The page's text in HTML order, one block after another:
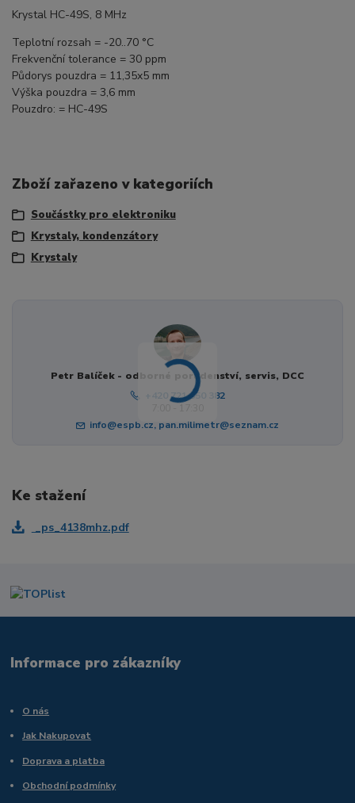
Krystal HC-49S, 8 MHz
Teplotní rozsah = -20..70 °C
Frekvenční tolerance = 30 ppm
Půdorys pouzdra = 11,35x5 mm
Výška pouzdra = 3,6 mm
Pouzdro: = HC-49S
Zboží zařazeno v kategoriích
Součástky pro elektroniku
Krystaly, kondenzátory
Krystaly
Petr Balíček - odborné poradenství, servis, DCC
+420 721 050 382
info@espb.cz, pan.milimetr@seznam.cz
Ke stažení
_ps_4138mhz.pdf
Informace pro zákazníky
O nás
Jak Nakupovat
Doprava a platba
Obchodní podmínky